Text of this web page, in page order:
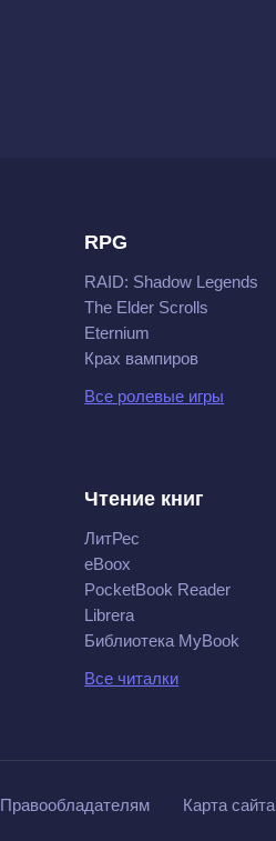
RPG
RAID: Shadow Legends
The Elder Scrolls
Eternium
Крах вампиров
Все ролевые игры
Чтение книг
ЛитРес
eBoox
PocketBook Reader
Librera
Библиотека MyBook
Все читалки
Правообладателям Карта сайта